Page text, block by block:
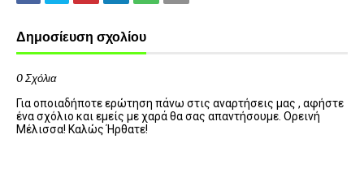
Δημοσίευση σχολίου
0 Σχόλια
Για οποιαδήποτε ερώτηση πάνω στις αναρτήσεις μας , αφήστε
ένα σχόλιο και εμείς με χαρά θα σας απαντήσουμε. Ορεινή
Μέλισσα! Καλώς Ήρθατε!